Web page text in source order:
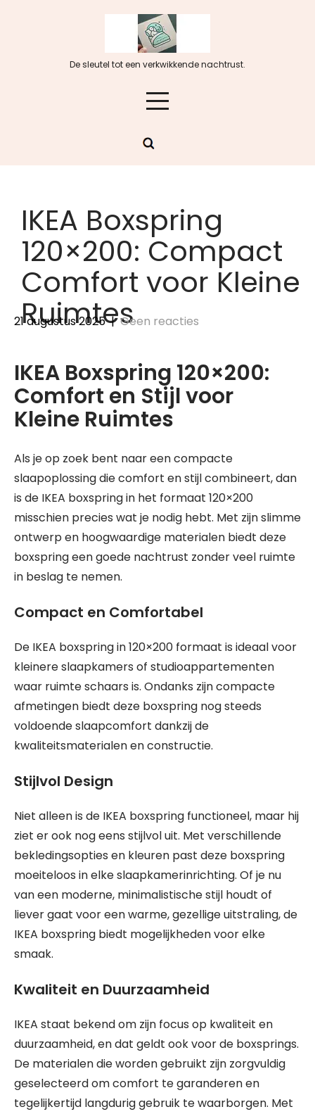
De sleutel tot een verkwikkende nachtrust.
IKEA Boxspring
120×200: Compact
Comfort voor Kleine
Ruimtes
21 augustus 2025|Geen reacties
IKEA Boxspring 120×200:
Comfort en Stijl voor
Kleine Ruimtes
Als je op zoek bent naar een compacte
slaapoplossing die comfort en stijl combineert, dan
is de IKEA boxspring in het formaat 120×200
misschien precies wat je nodig hebt. Met zijn slimme
ontwerp en hoogwaardige materialen biedt deze
boxspring een goede nachtrust zonder veel ruimte
in beslag te nemen.
Compact en Comfortabel
De IKEA boxspring in 120×200 formaat is ideaal voor
kleinere slaapkamers of studioappartementen
waar ruimte schaars is. Ondanks zijn compacte
afmetingen biedt deze boxspring nog steeds
voldoende slaapcomfort dankzij de
kwaliteitsmaterialen en constructie.
Stijlvol Design
Niet alleen is de IKEA boxspring functioneel, maar hij
ziet er ook nog eens stijlvol uit. Met verschillende
bekledingsopties en kleuren past deze boxspring
moeiteloos in elke slaapkamerinrichting. Of je nu
van een moderne, minimalistische stijl houdt of
liever gaat voor een warme, gezellige uitstraling, de
IKEA boxspring biedt mogelijkheden voor elke
smaak.
Kwaliteit en Duurzaamheid
IKEA staat bekend om zijn focus op kwaliteit en
duurzaamheid, en dat geldt ook voor de boxsprings.
De materialen die worden gebruikt zijn zorgvuldig
geselecteerd om comfort te garanderen en
tegelijkertijd langdurig gebruik te waarborgen. Met